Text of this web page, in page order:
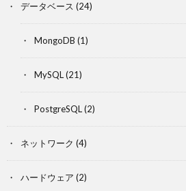
データベース (24)
MongoDB (1)
MySQL(21)
PostgreSQL(2)
ネットワーク (4)
ハードウェア (2)